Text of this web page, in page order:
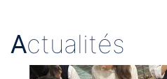
Actualités